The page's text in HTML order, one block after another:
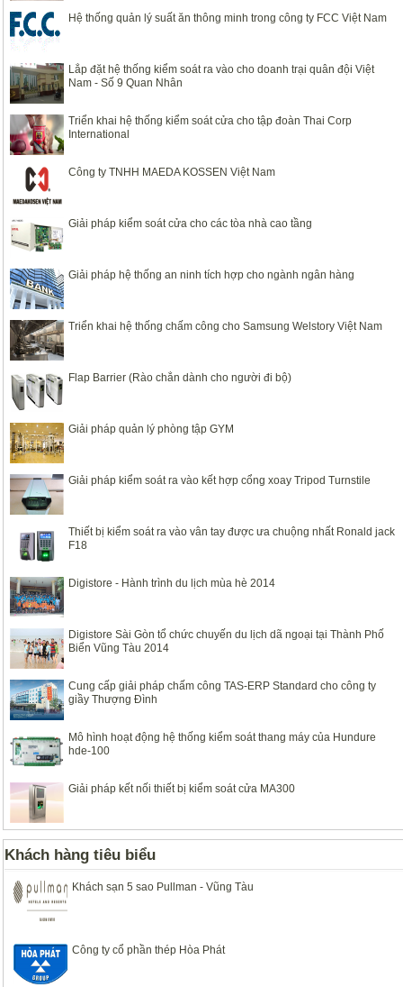
Hệ thống quản lý suất ăn thông minh trong công ty FCC Việt Nam
Lắp đặt hệ thống kiểm soát ra vào cho doanh trại quân đội Việt
Nam - Số 9 Quan Nhân
Triển khai hệ thống kiểm soát cửa cho tập đoàn Thai Corp
International
Công ty TNHH MAEDA KOSSEN Việt Nam
Giải pháp kiểm soát cửa cho các tòa nhà cao tầng
Giải pháp hệ thống an ninh tích hợp cho ngành ngân hàng
Triển khai hệ thống chấm công cho Samsung Welstory Việt Nam
Flap Barrier (Rào chắn dành cho người đi bộ)
Giải pháp quản lý phòng tập GYM
Giải pháp kiểm soát ra vào kết hợp cổng xoay Tripod Turnstile
Thiết bị kiểm soát ra vào vân tay được ưa chuộng nhất Ronald jack
F18
Digistore - Hành trình du lịch mùa hè 2014
Digistore Sài Gòn tổ chức chuyến du lịch dã ngoại tại Thành Phố
Biển Vũng Tàu 2014
Cung cấp giải pháp chấm công TAS-ERP Standard cho công ty
giầy Thượng Đình
Mô hình hoạt động hệ thống kiểm soát thang máy của Hundure
hde-100
Giải pháp kết nối thiết bị kiểm soát cửa MA300
Khách hàng tiêu biểu
Khách sạn 5 sao Pullman - Vũng Tàu
Công ty cổ phần thép Hòa Phát